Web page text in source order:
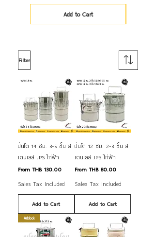
Add to Cart
Filter
ปิ่นโต 14 ซม. 3-5 ชั้น ส
เตนเลส JPS ไก่ฟ้า
From THB 130.00
Sale Price
Sales Tax Included
Add to Cart
ปิ่นโต 12 ซม. 2-3 ชั้น ส
เตนเลส JPS ไก่ฟ้า
From THB 80.00
Sale Price
Sales Tax Included
Add to Cart
Airblock